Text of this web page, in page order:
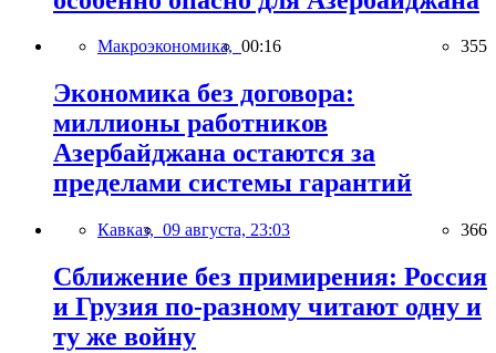
Макроэкономика, 00:16 355
Экономика без договора:
миллионы работников
Азербайджана остаются за
пределами системы гарантий
Кавказ, 09 августа, 23:03 366
Сближение без примирения: Россия
и Грузия по-разному читают одну и
ту же войну